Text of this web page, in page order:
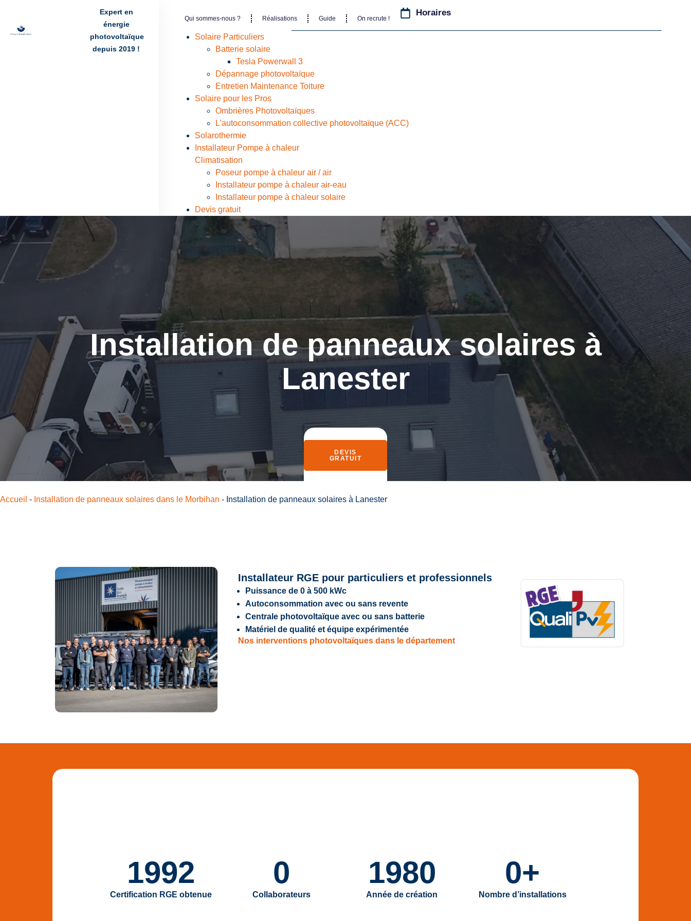
Expert en
énergie
photovoltaïque
depuis 2019 !
Qui sommes-nous ? Réalisations Guide On recrute !
Horaires
Solaire Particuliers
Batterie solaire
Tesla Powerwall 3
Dépannage photovoltaïque
Entretien Maintenance Toiture
Solaire pour les Pros
Ombrières Photovoltaïques
L’autoconsommation collective photovoltaïque (ACC)
Solarothermie
Installateur Pompe à chaleur
Climatisation
Poseur pompe à chaleur air / air
Installateur pompe à chaleur air-eau
Installateur pompe à chaleur solaire
Devis gratuit
Installation de panneaux solaires à
Lanester
DEVIS
GRATUIT
Accueil - Installation de panneaux solaires dans le Morbihan - Installation de panneaux solaires à Lanester
Installateur RGE pour particuliers et professionnels
Puissance de 0 à 500 kWc
Autoconsommation avec ou sans revente
Centrale photovoltaïque avec ou sans batterie
Matériel de qualité et équipe expérimentée
Nos interventions photovoltaïques dans le département
1992
Certification RGE obtenue
0
Collaborateurs
1980
Année de création
0+
Nombre d’installations